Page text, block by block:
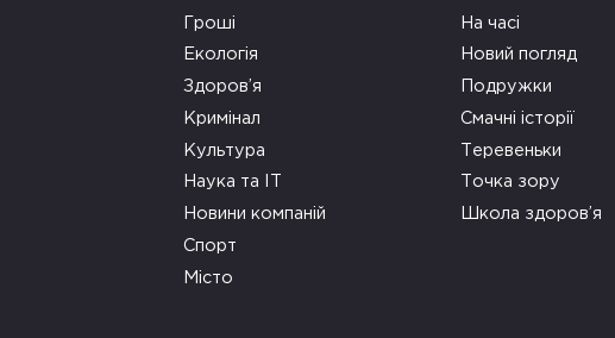
Гроші
Екологія
Здоров’я
Кримінал
Культура
Наука та ІТ
Новини компаній
Спорт
Місто
На часі
Новий погляд
Подружки
Смачні історії
Теревеньки
Точка зору
Школа здоров’я